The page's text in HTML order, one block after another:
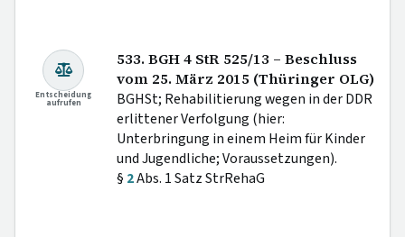
Entscheidung
aufrufen
533. BGH 4 StR 525/13 – Beschluss
vom 25. März 2015 (Thüringer OLG)
BGHSt; Rehabilitierung wegen in der DDR
erlittener Verfolgung (hier:
Unterbringung in einem Heim für Kinder
und Jugendliche; Voraussetzungen).
§ 2Abs. 1 Satz StrRehaG